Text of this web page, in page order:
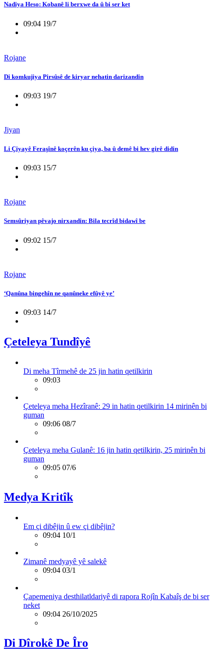
Nadiya Heso: Kobanê li berxwe da û bi ser ket
09:04 19/7
Rojane
Di komkujiya Pirsûsê de kiryar nehatin darizandin
09:03 19/7
Jiyan
Li Çiyayê Feraşînê koçerên ku çiya, ba û demê bi hev girê didin
09:03 15/7
Rojane
Semsûriyan pêvajo nirxandin: Bila tecrîd bidawî be
09:02 15/7
Rojane
‘Qanûna bingehîn ne qanûneke efûyê ye’
09:03 14/7
Çeteleya Tundîyê
Di meha Tîrmehê de 25 jin hatin qetilkirin
09:03
Çeteleya meha Hezîranê: 29 in hatin qetilkirin 14 mirinên bi
guman
09:06 08/7
Çeteleya meha Gulanê: 16 jin hatin qetilkirin, 25 mirinên bi
guman
09:05 07/6
Medya Kritîk
Em çi dibêjin û ew çi dibêjin?
09:04 10/1
Zimanê medyayê yê salekê
09:04 03/1
Çapemeniya desthilatldariyê di rapora Rojîn Kabaîş de bi ser
neket
09:04 26/10/2025
Di Dîrokê De Îro